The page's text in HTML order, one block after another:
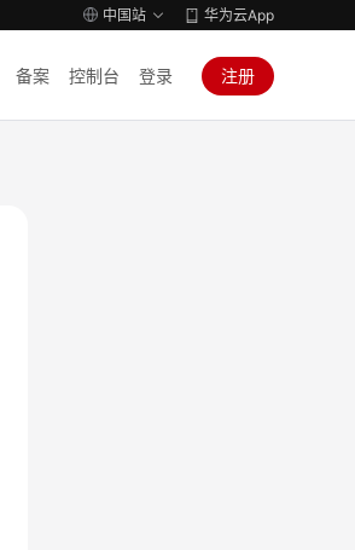
中国站 华为云App
备案 控制台 登录 注册